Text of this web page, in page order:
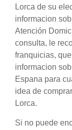
Lorca de su
informacion
Atención
consulta, le
franquicias,
informacion
Espana para
idea de
Lorca.
Si no puede